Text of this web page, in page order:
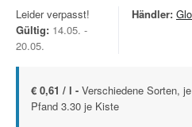
Leider verpasst!
Gültig: 14.05. -
20.05.
Händler:
€ 0,61 / l - Verschiedene Sorten,
Pfand 3.30 je Kiste